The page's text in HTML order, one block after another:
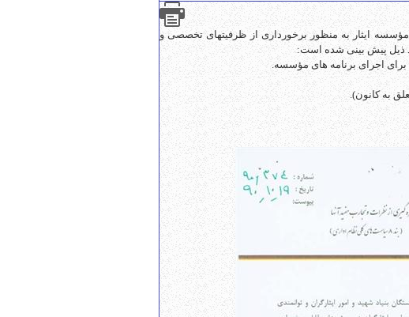
374 مورخ 1390/10/19 فیمابین کانون و مؤسسه ایثار به منظور برخورداری از ظرفیتهای تخصصی و
ذیل پیش بینی شده است: